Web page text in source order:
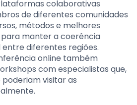
colaborativas
de diferentes comunidades
métodos e melhores
manter a coerência
diferentes regiões.
online também
com especialistas que,
visitar as